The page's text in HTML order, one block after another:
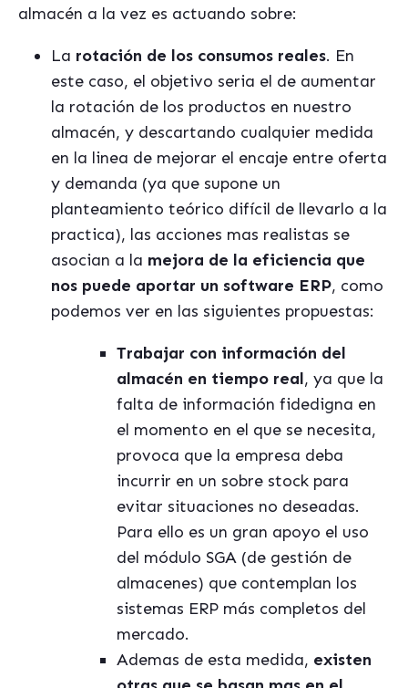
almacén a la vez es actuando sobre:
La rotación de los consumos reales. En
este caso, el objetivo seria el de aumentar
la rotación de los productos en nuestro
almacén, y descartando cualquier medida
en la linea de mejorar el encaje entre oferta
y demanda (ya que supone un
planteamiento teórico difícil de llevarlo a la
practica), las acciones mas realistas se
asocian a la mejora de la eficiencia que
nos puede aportar un software ERP, como
podemos ver en las siguientes propuestas:
Trabajar con información del
almacén en tiempo real, ya que la
falta de información fidedigna en
el momento en el que se necesita,
provoca que la empresa deba
incurrir en un sobre stock para
evitar situaciones no deseadas.
Para ello es un gran apoyo el uso
del módulo SGA (de gestión de
almacenes) que contemplan los
sistemas ERP más completos del
mercado.
Ademas de esta medida, existen